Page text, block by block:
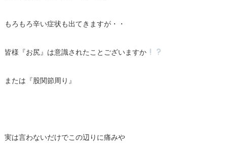
もろもろ辛い症状も出てきますが・・
皆様『お尻』は意識されたことございますか
または『股関節周り』
実は言わないだけでこの辺りに痛みや